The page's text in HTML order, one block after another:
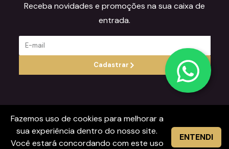
Receba novidades e promoções na sua caixa de
entrada.
Cadastrar
Casa Nicolau © 2026. Todos os direitos reservados.
Fazemos uso de cookies para melhorar a
sua experiência dentro do nosso site.
Você estará concordando com este uso
ENTENDI